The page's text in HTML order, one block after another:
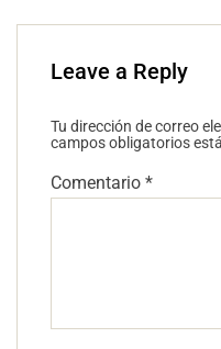
Leave a Reply
Tu dirección de correo
campos obligatorios
Comentario *